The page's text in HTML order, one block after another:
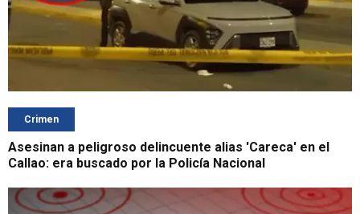
Crimen
Asesinan a peligroso delincuente alias 'Careca' en el
Callao: era buscado por la Policía Nacional